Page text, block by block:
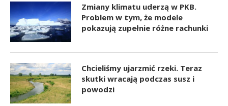
Zmiany klimatu uderzą w PKB.
Problem w tym, że modele
pokazują zupełnie różne rachunki
Chcieliśmy ujarzmić rzeki. Teraz
skutki wracają podczas susz i
powodzi